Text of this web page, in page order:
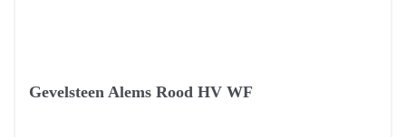
Gevelsteen Alems Rood HV WF